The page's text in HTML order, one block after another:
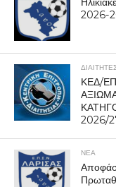
2026-
ΚΕΔ/
2026/
ΝΕΑ